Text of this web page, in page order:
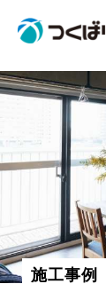
施工事例